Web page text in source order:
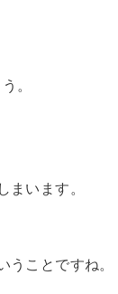
。
まいます。
うことですね。